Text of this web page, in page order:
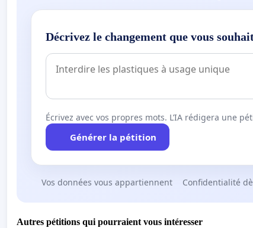
Décrivez le changement que vous
Écrivez avec vos propres mots. L’IA rédigera une
Générer la pétition
Vos données vous appartiennent Confidentialité
Autres pétitions qui pourraient vous intéresser